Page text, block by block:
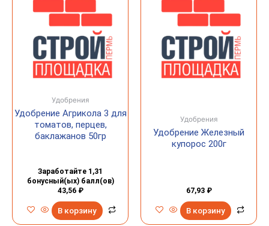
Удобрения
Удобрение Агрикола 3 для
томатов, перцев,
баклажанов 50гр
Заработайте 1,31
бонусный(ых) балл(ов)
43,56 ₽
В корзину
Удобрения
Удобрение Железный
купорос 200г
67,93 ₽
В корзину